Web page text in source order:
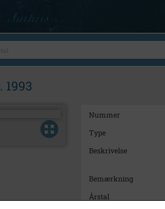
1993
Nummer
Type
Beskrivelse
Bemærkning
Årstal